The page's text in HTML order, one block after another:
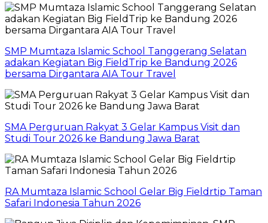
SMP Mumtaza Islamic School Tanggerang Selatan
adakan Kegiatan Big FieldTrip ke Bandung 2026
bersama Dirgantara AIA Tour Travel
SMA Perguruan Rakyat 3 Gelar Kampus Visit dan
Studi Tour 2026 ke Bandung Jawa Barat
RA Mumtaza Islamic School Gelar Big Fieldrtip Taman
Safari Indonesia Tahun 2026